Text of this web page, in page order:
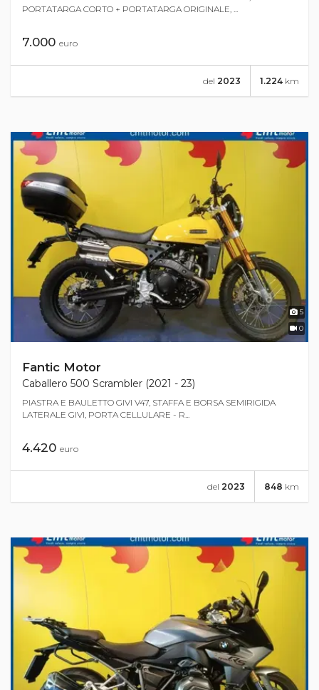
PORTATARGA CORTO + PORTATARGA ORIGINALE, ...
7.000 euro
1.224 km
del 2023
5
0
Fantic Motor
Caballero 500 Scrambler (2021 - 23)
PIASTRA E BAULETTO GIVI V47, STAFFA E BORSA SEMIRIGIDA
LATERALE GIVI, PORTA CELLULARE - R...
4.420 euro
848 km
del 2023